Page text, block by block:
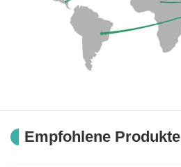
Empfohlene Produkte